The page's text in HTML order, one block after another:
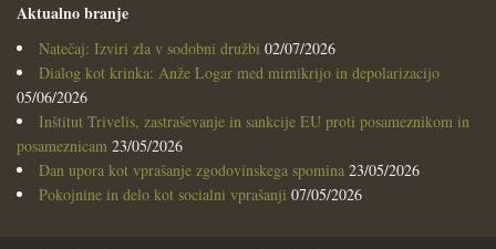
Aktualno branje
Natečaj: Izviri zla v sodobni družbi 02/07/2026
Dialog kot krinka: Anže Logar med mimikrijo in depolarizacijo
05/06/2026
Inštitut Trivelis, zastraševanje in sankcije EU proti posameznikom in
posameznicam 23/05/2026
Dan upora kot vprašanje zgodovinskega spomina 23/05/2026
Pokojnine in delo kot socialni vprašanji 07/05/2026